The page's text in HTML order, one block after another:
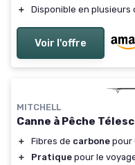
＋
Disponible en plusieurs
Voir l'offre
MITCHELL
Canne à Pêche
＋ Fibres de carbone pour
＋
Pratique pour le